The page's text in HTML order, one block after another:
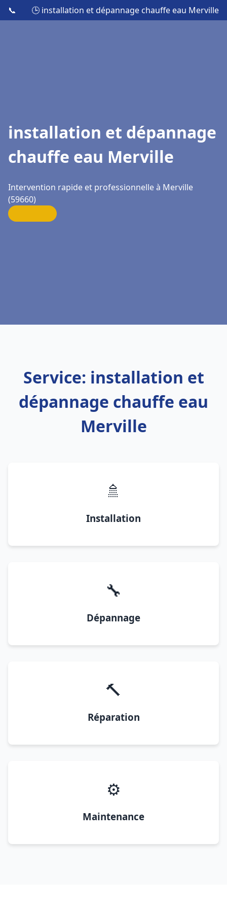
📞 🕒 installation et dépannage chauffe eau Merville
installation et dépannage
chauffe eau Merville
Intervention rapide et professionnelle à Merville
(59660)
Service: installation et
dépannage chauffe eau
Merville
🚿
Installation
🔧
Dépannage
🔨
Réparation
⚙️
Maintenance